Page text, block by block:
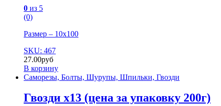
0 из 5
(0)
Размер – 10х100
SKU: 467
27.00руб
В корзину
Саморезы, Болты, Шурупы, Шпильки, Гвозди
Гвозди х13 (цена за упаковку 200г)